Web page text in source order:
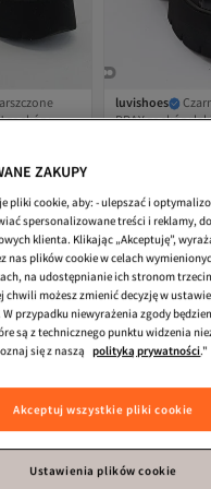
ze skóry
luvishoes
BRAY ze skóry
Najniższa cena od
ZAKUPY
pliki cookie, aby: - ulepszać i
spersonalizowane treści i reklamy,
klienta. Klikając „Akceptuję”,
nas plików cookie w celach
na udostępnianie ich stronom
chwili możesz zmienić decyzję w
przypadku niewyrażenia zgody
są z technicznego punktu widzenia
się z naszą
polityką prywatności."
Akceptuj wszystkie pliki cookie
Ustawienia plików cookie